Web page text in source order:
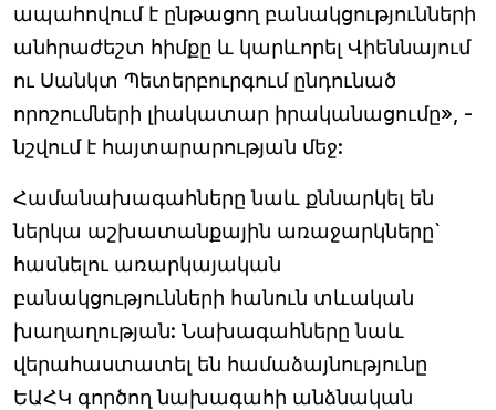
ապահովում է ընթացող բանակցությունների
անհրաժեշտ հիմքը և կարևորել Վիեննայում
ու Սանկտ Պետերբուրգում ընդունած
որոշումների լիակատար իրականացումը», -
նշվում է հայտարարության մեջ:
Համանախագահները նաև քննարկել են
ներկա աշխատանքային առաջարկները`
հասնելու առարկայական
բանակցությունների հանուն տևական
խաղաղության: Նախագահները նաև
վերահաստատել են համաձայնությունը
ԵԱՀԿ գործող նախագահի անձնական